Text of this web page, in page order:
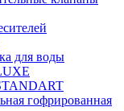
для воды
гофрированная